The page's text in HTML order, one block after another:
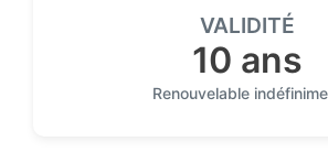
VALIDITÉ
10 ans
Renouvelable